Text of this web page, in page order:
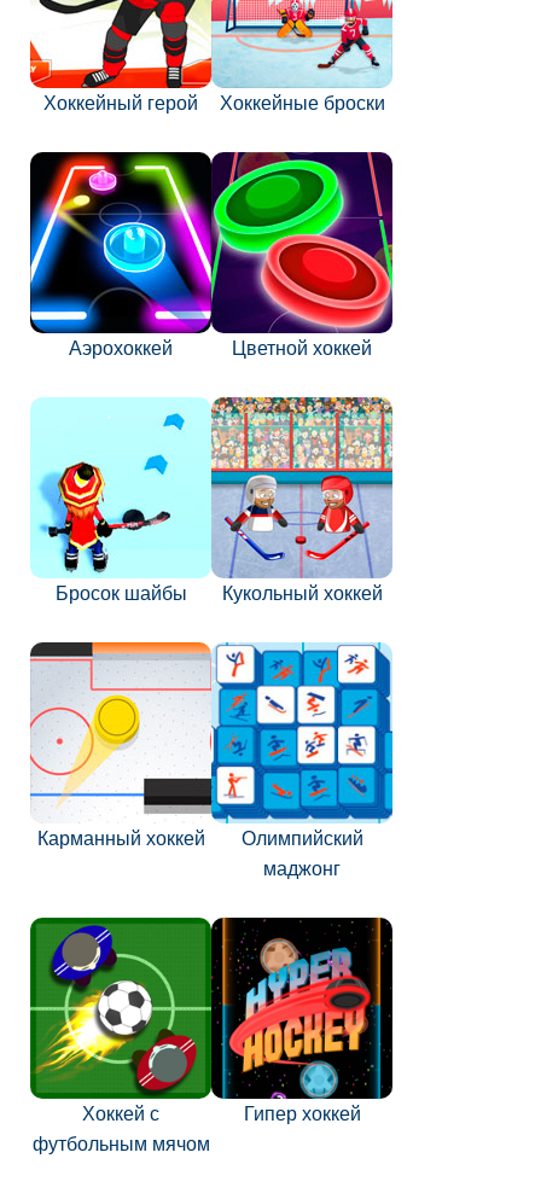
Хоккейный герой Хоккейные броски
Аэрохоккей Цветной хоккей
Бросок шайбы Кукольный хоккей
Карманный хоккей
Олимпийский
маджонг
Хоккей с
футбольным мячом
Гипер хоккей